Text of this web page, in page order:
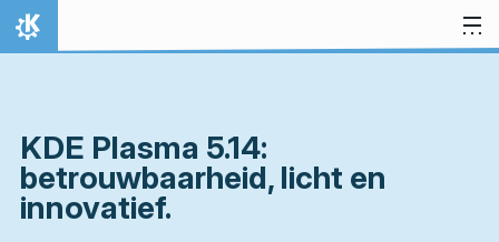
Spring naar inhoud
Thuis
KDE Plasma 5.14:
betrouwbaarheid, licht en
innovatief.